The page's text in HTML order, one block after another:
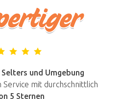
und Umgebung
mit durchschnittlich
5 Sternen